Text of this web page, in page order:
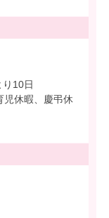
10日
児休暇、慶弔休